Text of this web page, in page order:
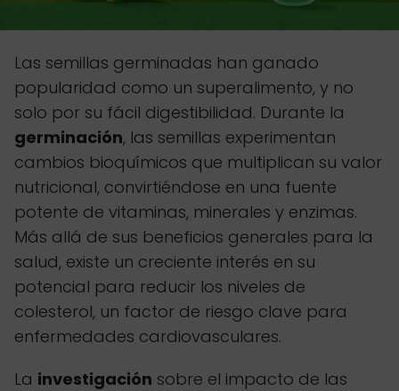
Las semillas germinadas han ganado
popularidad como un superalimento, y no
solo por su fácil digestibilidad. Durante la
germinación, las semillas experimentan
cambios bioquímicos que multiplican su valor
nutricional, convirtiéndose en una fuente
potente de vitaminas, minerales y enzimas.
Más allá de sus beneficios generales para la
salud, existe un creciente interés en su
potencial para reducir los niveles de
colesterol, un factor de riesgo clave para
enfermedades cardiovasculares.
La investigación sobre el impacto de las